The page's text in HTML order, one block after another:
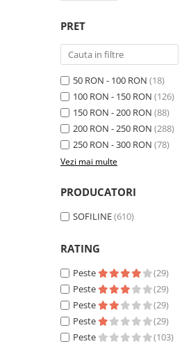
PRET
50 RON - 100 RON (18)
100 RON - 150 RON (126)
150 RON - 200 RON (88)
200 RON - 250 RON (288)
250 RON - 300 RON (78)
Vezi mai multe
PRODUCATORI
SOFILINE(610)
RATING
Peste
(29)
Peste
(29)
Peste
(29)
Peste
(29)
Peste
(103)